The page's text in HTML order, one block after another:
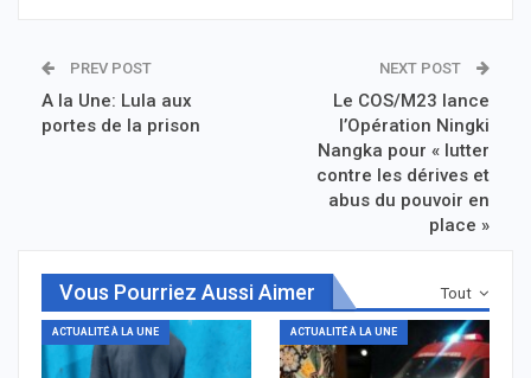
PREV POST
A la Une: Lula aux
portes de la prison
NEXT POST
Le COS/M23 lance
l’Opération Ningki
Nangka pour « lutter
contre les dérives et
abus du pouvoir en
place »
Tout
Vous Pourriez Aussi Aimer
ACTUALITÉ À LA UNE ACTUALITÉ À LA UNE